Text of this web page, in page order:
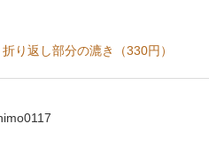
折り返し部分の漉き（330円）